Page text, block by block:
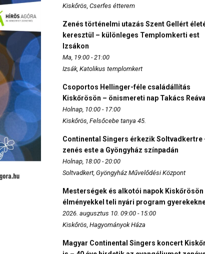
Kiskőrös, Cserfes étterem
Zenés történelmi utazás Szent Gellért
keresztül – különleges Templomkerti est
Izsákon
Ma, 19:00 - 21:00
Izsák, Katolikus templomkert
Csoportos Hellinger-féle családállítás
Kiskőrösön – önismereti nap Takács Reával
Holnap, 10:00 - 17:00
Kiskőrös, Felsőcebe tanya 45.
Continental Singers érkezik Soltvadkertre
zenés este a Gyöngyház színpadán
Holnap, 18:00 - 20:00
Soltvadkert, Gyöngyház Művelődési Központ
Mesterségek és alkotói napok Kiskőrösön
élményekkel teli nyári program
2026. augusztus 10. 09:00 - 15:00
Kiskőrös, Hagyományok Háza
Magyar Continental Singers koncert